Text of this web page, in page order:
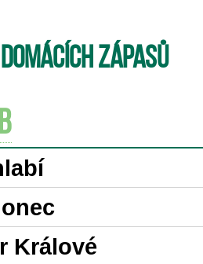
zápasů
Králové